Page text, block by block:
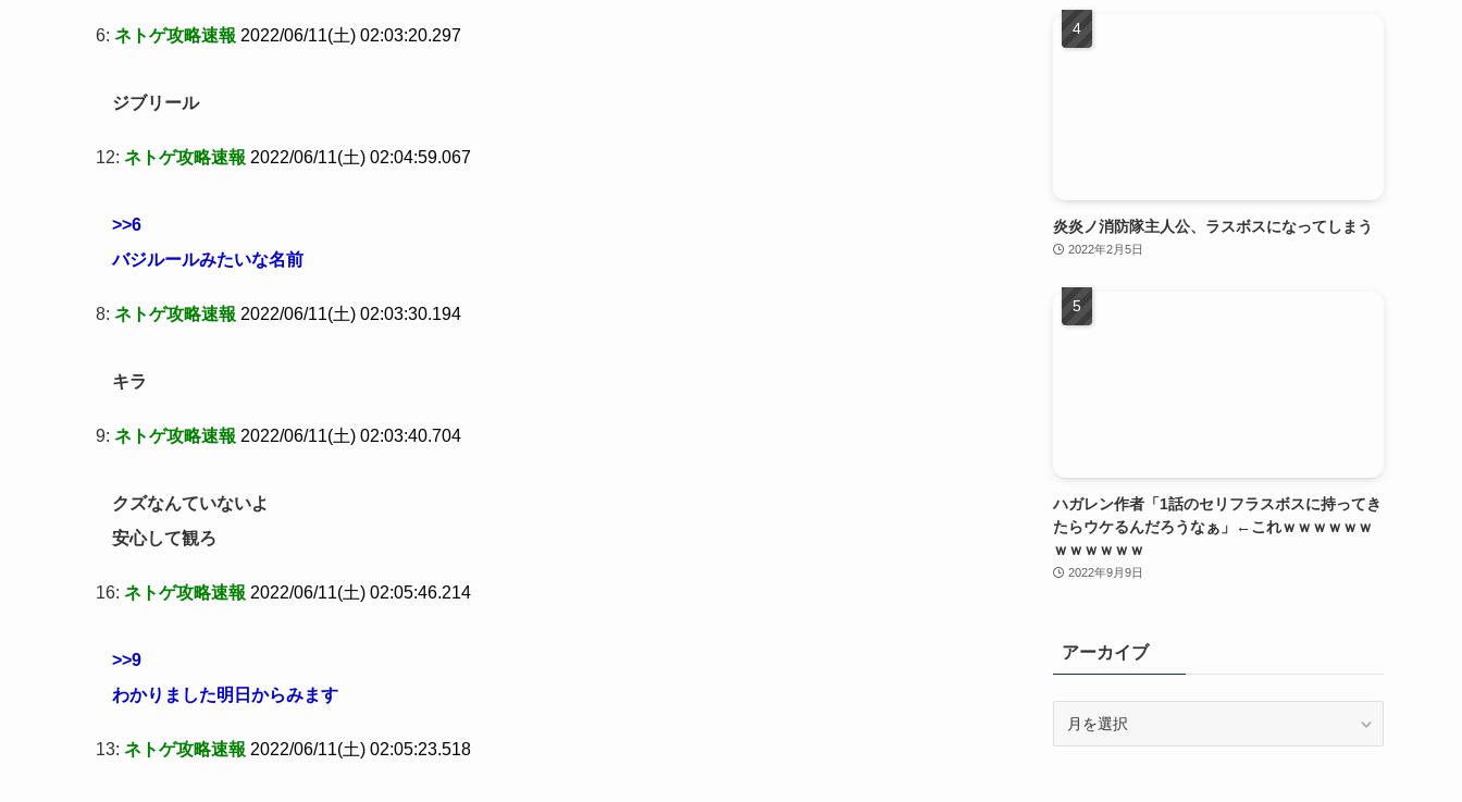
6: ネトゲ攻略速報 2022/06/11(土) 02:03:20.297
ジブリール
12: ネトゲ攻略速報 2022/06/11(土) 02:04:59.067
>>6
バジルールみたいな名前
8: ネトゲ攻略速報 2022/06/11(土) 02:03:30.194
キラ
9: ネトゲ攻略速報 2022/06/11(土) 02:03:40.704
クズなんていないよ
安心して観ろ
16: ネトゲ攻略速報 2022/06/11(土) 02:05:46.214
>>9
わかりました明日からみます
13: ネトゲ攻略速報 2022/06/11(土) 02:05:23.518
炎炎ノ消防隊主人公、ラスボスになってしまう
2022年2月5日
ハガレン作者「1話のセリフラスボスに持ってき
たらウケるんだろうなぁ」←これｗｗｗｗｗｗ
ｗｗｗｗｗｗ
2022年9月9日
アーカイブ